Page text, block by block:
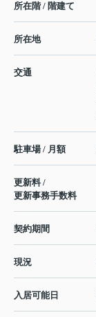
所在階 / 階建て
所在地
交通
駐車場 / 月額
更新料 /
更新事務手数料
契約期間
現況
入居可能日